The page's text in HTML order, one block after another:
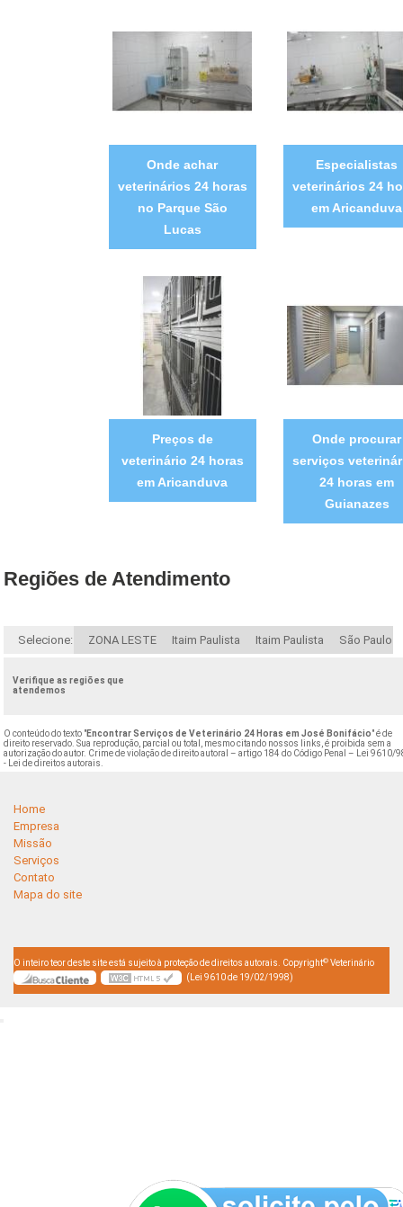
Onde achar
veterinários 24 horas
no Parque São
Lucas
Especialistas
veterinários 24
em Aricanduva
Preços de
veterinário 24 horas
em Aricanduva
Onde procurar
serviços
24 horas em
Guianazes
Regiões de Atendimento
Selecione: ZONA LESTE Itaim Paulista Itaim Paulista São Paulo
Verifique as regiões que
atendemos
O conteúdo do texto "Encontrar Serviços de Veterinário 24 Horas em José Bonifácio" é de
direito reservado. Sua reprodução, parcial ou total, mesmo citando nossos links, é proibida sem a
autorização do autor. Crime de violação de direito autoral – artigo 184 do Código Penal –
Lei 9610/
- Lei de direitos autorais
Home
Empresa
Missão
Serviços
Contato
Mapa do site
O inteiro teor deste site está sujeito à proteção de direitos autorais. Copyright© Veterinário
(Lei 9610 de 19/02/1998)